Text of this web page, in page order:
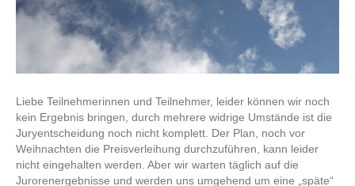
Liebe Teilnehmerinnen und Teilnehmer, leider können wir noch
kein Ergebnis bringen, durch mehrere widrige Umstände ist die
Juryentscheidung noch nicht komplett. Der Plan, noch vor
Weihnachten die Preisverleihung durchzuführen, kann leider
nicht eingehalten werden. Aber wir warten täglich auf die
Jurorenergebnisse und werden uns umgehend um eine „späte“